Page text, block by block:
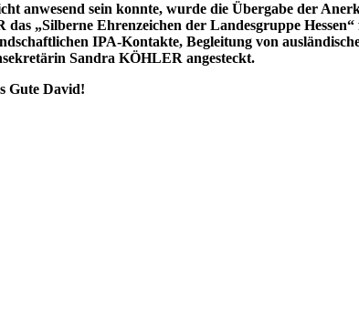
anwesend sein konnte, wurde die Übergabe der
das „Silberne Ehrenzeichen der Landesgruppe Hessen“
IPA-Kontakte, Begleitung von
Sandra KÖHLER angesteckt.
Gute David!